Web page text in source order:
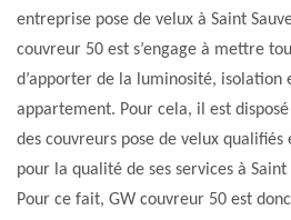
entreprise pose de velux à Saint
couvreur 50 est s’engage à mettre
d’apporter de la luminosité, isolation
appartement. Pour cela, il est
des couvreurs pose de velux
pour la qualité de ses services à
Pour ce fait, GW couvreur 50 est